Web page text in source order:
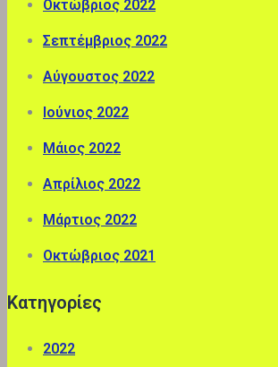
Οκτώβριος 2022
Σεπτέμβριος 2022
Αύγουστος 2022
Ιούνιος 2022
Μάιος 2022
Απρίλιος 2022
Μάρτιος 2022
Οκτώβριος 2021
Kατηγορίες
2022